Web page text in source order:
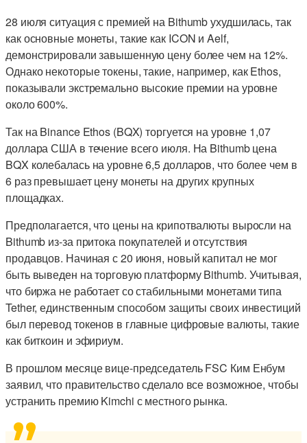
28 июля ситуация с премией на Bithumb ухудшилась, так
как основные монеты, такие как ICON и Aelf,
демонстрировали завышенную цену более чем на 12%.
Однако некоторые токены, такие, например, как Ethos,
показывали экстремально высокие премии на уровне
около 600%.
Так на Binance Ethos (BQX) торгуется на уровне 1,07
доллара США в течение всего июля. На Bithumb цена
BQX колебалась на уровне 6,5 долларов, что более чем в
6 раз превышает цену монеты на других крупных
площадках.
Предполагается, что цены на крипотвалюты выросли на
Bithumb из-за притока покупателей и отсутствия
продавцов. Начиная с 20 июня, новый капитал не мог
быть выведен на торговую платформу Bithumb. Учитывая,
что биржа не работает со стабильными монетами типа
Tether, единственным способом защиты своих инвестиций
был перевод токенов в главные цифровые валюты, такие
как биткоин и эфириум.
В прошлом месяце вице-председатель FSC Ким Енбум
заявил, что правительство сделало все возможное, чтобы
устранить премию Kimchi с местного рынка.